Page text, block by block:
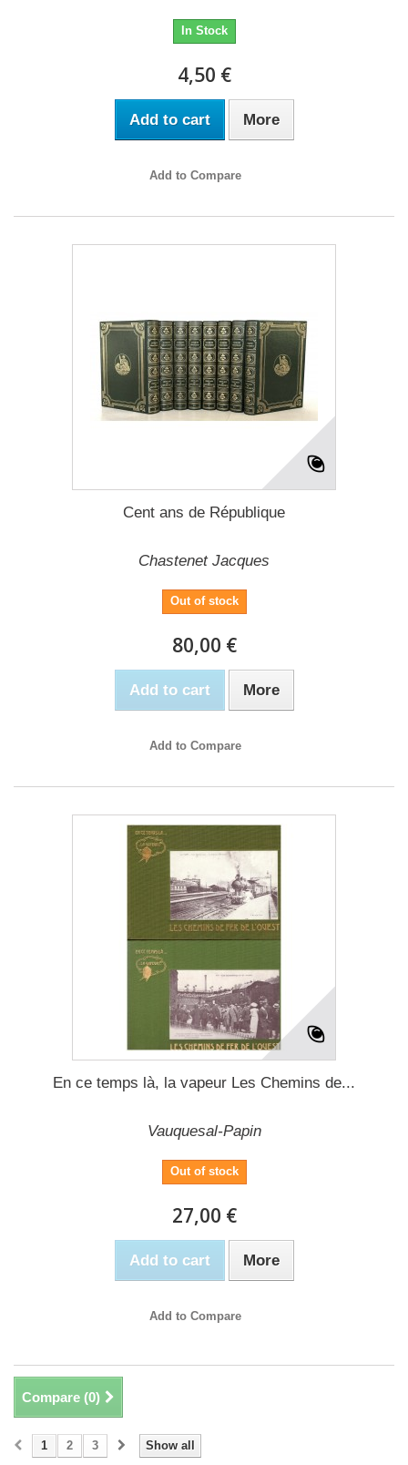
In Stock
4,50 €
Add to cart More
Add to Compare
Cent ans de République
Chastenet Jacques
Out of stock
80,00 €
Add to cart More
Add to Compare
En ce temps là, la vapeur Les Chemins de...
Vauquesal-Papin
Out of stock
27,00 €
Add to cart More
Add to Compare
Compare (0)
Show all
1 2 3